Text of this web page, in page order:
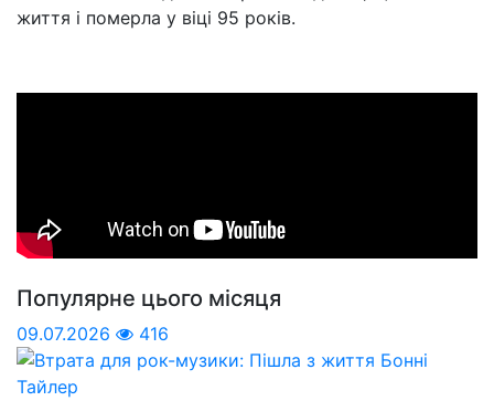
життя і померла у віці 95 років.
Популярне цього місяця
09.07.2026 416